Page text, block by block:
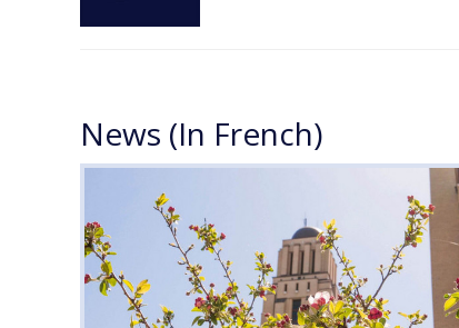
News (In French)